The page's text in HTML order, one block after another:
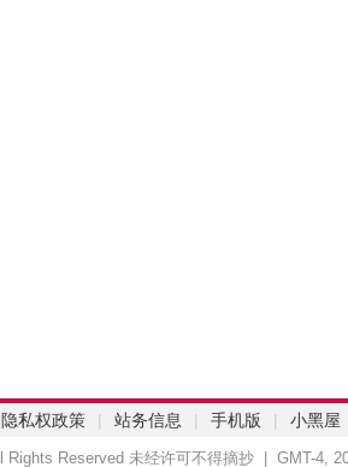
隐私权政策 | 站务信息 | 手机版 | 小黑屋
Reserved 未经许可不得摘抄 | GMT-4,